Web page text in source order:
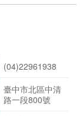
(04)22961938
臺中市北區中清
路一段800號